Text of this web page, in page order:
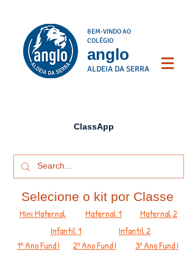
BEM-VINDO AO
COLÉGIO
anglo
ALDEIA DA SERRA
ClassApp
Selecione o kit por Classe
Mini Maternal Maternal 1
Maternal 2
Infantil 1
Infantil 2
1º Ano Fund I
2º Ano Fund I
3º Ano Fund I